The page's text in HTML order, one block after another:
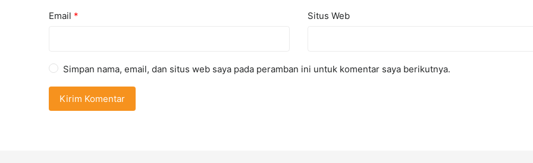
Email * Situs Web
Simpan nama, email, dan situs web saya pada peramban ini untuk komentar saya berikutnya.